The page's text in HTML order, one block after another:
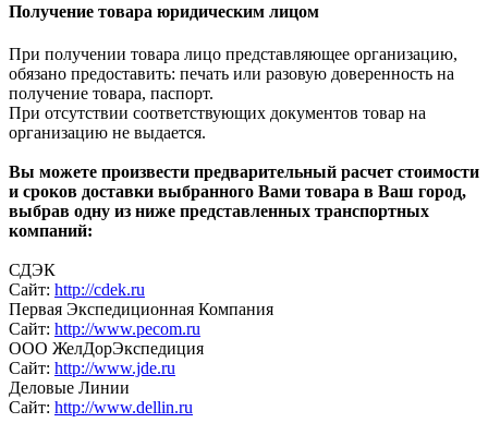
Получение товара юридическим лицом
При получении товара лицо представляющее организацию,
обязано предоставить: печать или разовую доверенность на
получение товара, паспорт.
При отсутствии соответствующих документов товар на
организацию не выдается.
Вы можете произвести предварительный расчет стоимости
и сроков доставки выбранного Вами товара в Ваш город,
выбрав одну из ниже представленных транспортных
компаний:
СДЭК
Сайт: http://cdek.ru
Первая Экспедиционная Компания
Сайт: http://www.pecom.ru
ООО ЖелДорЭкспедиция
Сайт: http://www.jde.ru
Деловые Линии
Сайт: http://www.dellin.ru